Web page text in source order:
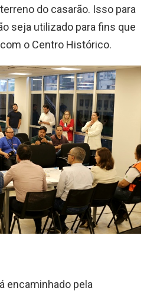
do casarão. Isso para
seja utilizado para fins que
o Centro Histórico.
encaminhado pela